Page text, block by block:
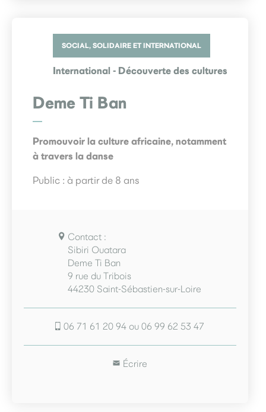
Deme Ti Ban
Promouvoir la culture africaine, notamment
à travers la danse
Public : à partir de 8 ans
SOCIAL, SOLIDAIRE ET INTERNATIONAL
International - Découverte des cultures
Contact :
Sibiri Ouatara
Deme Ti Ban
9 rue du Tribois
44230 Saint-Sébastien-sur-Loire
06 71 61 20 94 ou 06 99 62 53 47
Écrire